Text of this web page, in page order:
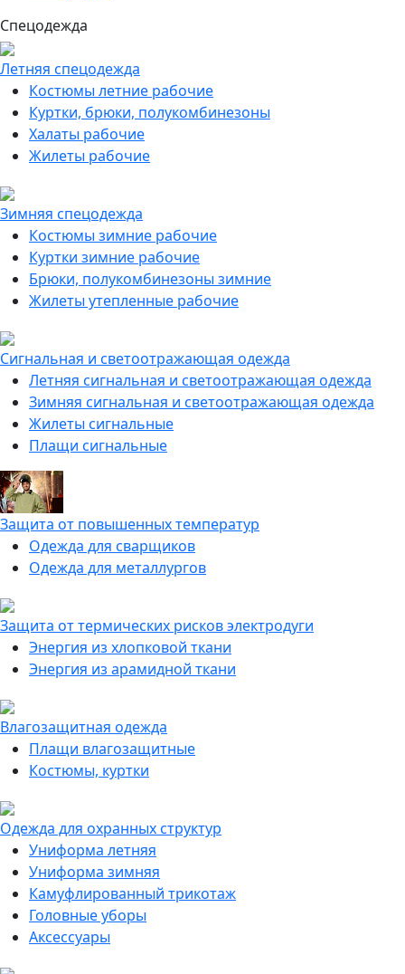
Спецодежда
Летняя спецодежда
Костюмы летние рабочие
Куртки, брюки, полукомбинезоны
Халаты рабочие
Жилеты рабочие
Зимняя спецодежда
Костюмы зимние рабочие
Куртки зимние рабочие
Брюки, полукомбинезоны зимние
Жилеты утепленные рабочие
Сигнальная и светоотражающая одежда
Летняя сигнальная и светоотражающая одежда
Зимняя сигнальная и светоотражающая одежда
Жилеты сигнальные
Плащи сигнальные
Защита от повышенных температур
Одежда для сварщиков
Одежда для металлургов
Защита от термических рисков электродуги
Энергия из хлопковой ткани
Энергия из арамидной ткани
Влагозащитная одежда
Плащи влагозащитные
Костюмы, куртки
Одежда для охранных структур
Униформа летняя
Униформа зимняя
Камуфлированный трикотаж
Головные уборы
Аксессуары